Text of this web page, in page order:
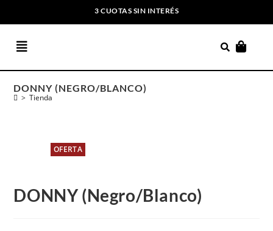
3 CUOTAS SIN INTERÉS
DONNY (NEGRO/BLANCO)
> Tienda
OFERTA
DONNY (Negro/Blanco)